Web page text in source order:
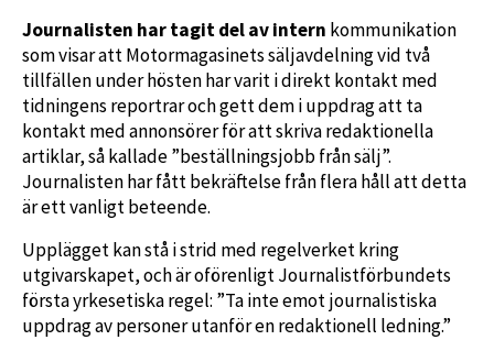
Journalisten har tagit del av intern kommunikation
som visar att Motormagasinets säljavdelning vid två
tillfällen under hösten har varit i direkt kontakt med
tidningens reportrar och gett dem i uppdrag att ta
kontakt med annonsörer för att skriva redaktionella
artiklar, så kallade ”beställningsjobb från sälj”.
Journalisten har fått bekräftelse från flera håll att detta
är ett vanligt beteende.
Upplägget kan stå i strid med regelverket kring
utgivarskapet, och är oförenligt Journalistförbundets
första yrkesetiska regel: ”Ta inte emot journalistiska
uppdrag av personer utanför en redaktionell ledning.”